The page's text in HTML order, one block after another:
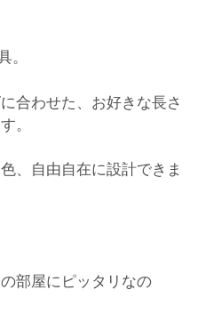
。
合わせた、お好きな長さ
。
、自由自在に設計できま
部屋にピッタリなの